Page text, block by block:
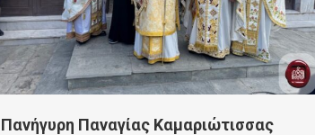
Πανήγυρη Παναγίας Καμαριώτισσας